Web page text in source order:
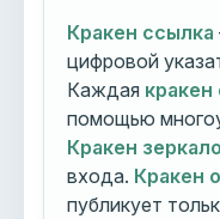
Кракен ссылка
цифровой
Каждая кракен
помощью
Кракен зеркало
входа. Кракен
публикует